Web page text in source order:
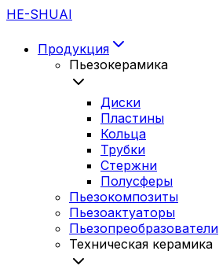
HE-SHUAI
Продукция
Пьезокерамика
Диски
Пластины
Кольца
Трубки
Стержни
Полусферы
Пьезокомпозиты
Пьезоактуаторы
Пьезопреобразователи
Техническая керамика